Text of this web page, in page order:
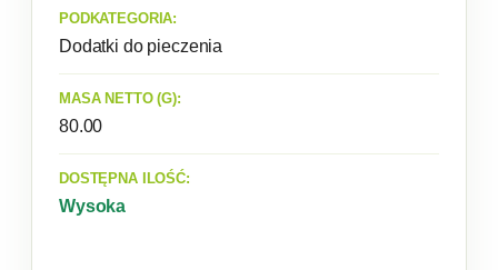
PODKATEGORIA:
Dodatki do pieczenia
MASA NETTO (G):
80.00
DOSTĘPNA ILOŚĆ:
Wysoka